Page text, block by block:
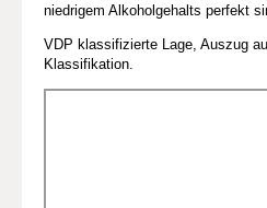
niedrigem Alkoholgehalts perfekt
VDP klassifizierte Lage, Auszug
Klassifikation.